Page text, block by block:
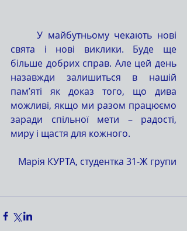
свята і нові виклики. Буде ще
більше добрих справ. Але цей день
назавжди залишиться в нашій
пам’яті як доказ того, що дива
можливі, якщо ми разом працюємо
заради спільної мети – радості,
миру і щастя для кожного.
Марія КУРТА, студентка 31-Ж групи